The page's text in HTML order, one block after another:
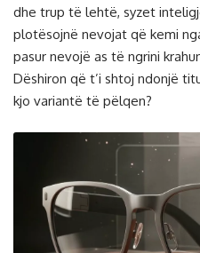
dhe trup të lehtë, syzet
plotësojnë nevojat që kemi
pasur nevojë as të ngrini
Dëshiron që t’i shtoj ndonjë
kjo variantë të pëlqen?